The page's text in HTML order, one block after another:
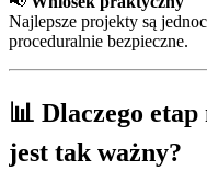
Najlepsze projekty są
proceduralnie bezpieczne.
📊 Dlaczego
jest tak ważny?